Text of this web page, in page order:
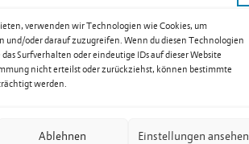
verwenden wir Technologien wie Cookies, um
und/oder darauf zuzugreifen. Wenn du diesen Technologien
Surfverhalten oder eindeutige IDs auf dieser Website
nicht erteilst oder zurückziehst, können bestimmte
werden.
Ablehnen Einstellungen ansehen